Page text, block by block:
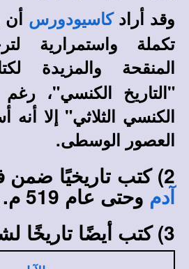
وقد أرادكاسيودورس أن
تكملة واستمرارية
المنقحة والمزيدة
"التاريخ الكنسي"، رغم
الكنسي الثلاثي" إلا
العصور الوسطى.
2) كتب تاريخيًا ضمن فيه الحقبة منذ
آدم وحتى عام 519 م.
3) كتب أيضًا تاريخًا لشعب القوط.